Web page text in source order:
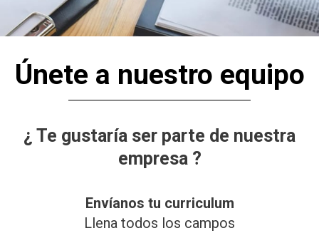
Únete a nuestro equipo
¿ Te gustaría ser parte de nuestra
empresa ?
Envíanos tu curriculum
Llena todos los campos